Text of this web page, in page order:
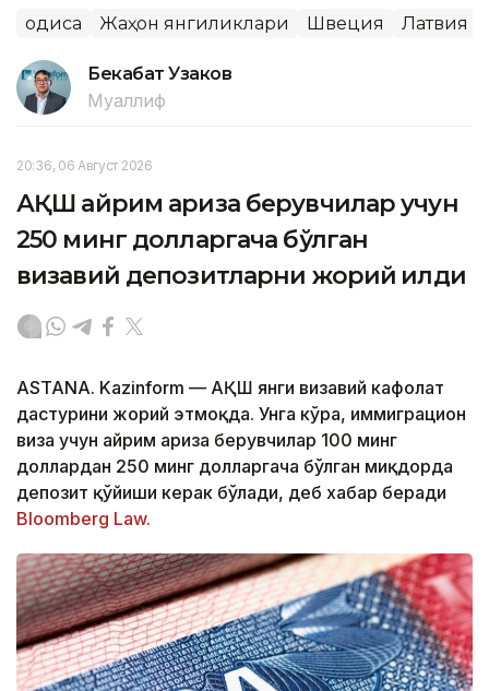
Ҳодиса Жаҳон янгиликлари Швеция Латвия
Бекабат Узаков
Муаллиф
20:36, 06 Август 2026
АҚШ айрим ариза берувчилар учун
250 минг долларгача бўлган
визавий депозитларни жорий қилди
ASTANA. Kazinform — АҚШ янги визавий кафолат
дастурини жорий этмоқда. Унга кўра, иммиграцион
виза учун айрим ариза берувчилар 100 минг
доллардан 250 минг долларгача бўлган миқдорда
депозит қўйиши керак бўлади, деб хабар беради
Bloomberg Law.